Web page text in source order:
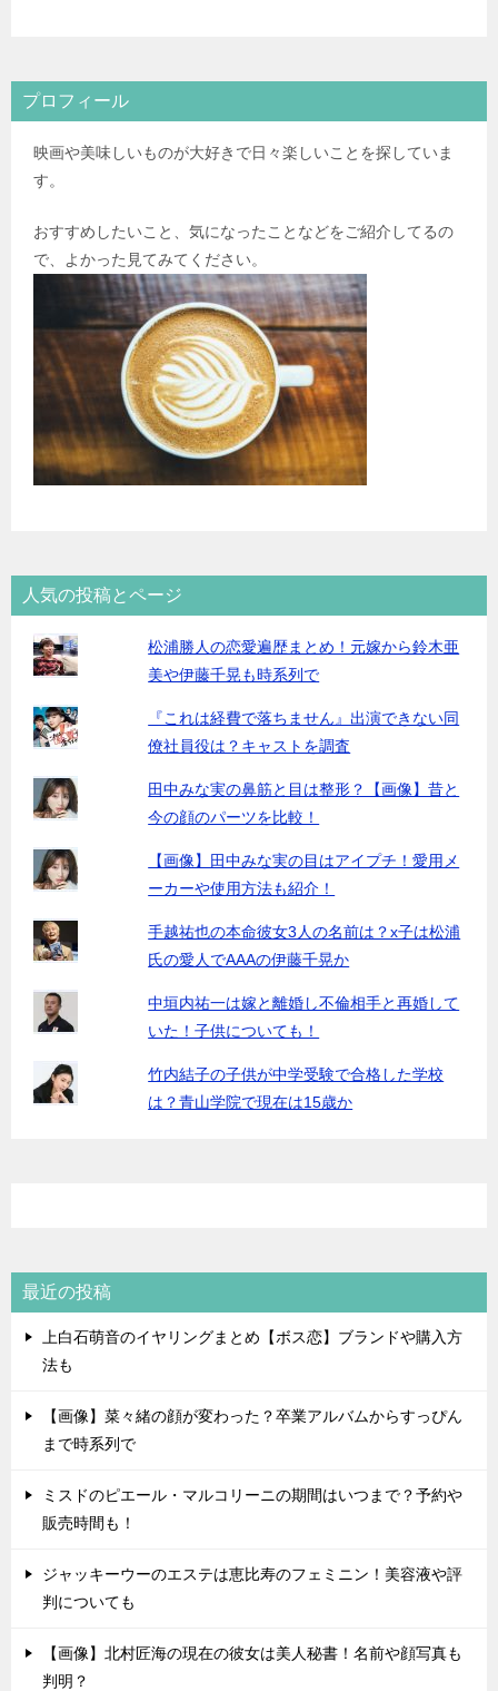
プロフィール
映画や美味しいものが大好きで日々楽しいことを探していま
す。
おすすめしたいこと、気になったことなどをご紹介してるの
で、よかった見てみてください。
人気の投稿とページ
松浦勝人の恋愛遍歴まとめ！元嫁から鈴木亜
美や伊藤千晃も時系列で
『これは経費で落ちません』出演できない同
僚社員役は？キャストを調査
田中みな実の鼻筋と目は整形？【画像】昔と
今の顔のパーツを比較！
【画像】田中みな実の目はアイプチ！愛用メ
ーカーや使用方法も紹介！
手越祐也の本命彼女3人の名前は？x子は松浦
氏の愛人でAAAの伊藤千晃か
中垣内祐一は嫁と離婚し不倫相手と再婚して
いた！子供についても！
竹内結子の子供が中学受験で合格した学校
は？青山学院で現在は15歳か
最近の投稿
上白石萌音のイヤリングまとめ【ボス恋】ブランドや購入方
法も
【画像】菜々緒の顔が変わった？卒業アルバムからすっぴん
まで時系列で
ミスドのピエール・マルコリーニの期間はいつまで？予約や
販売時間も！
ジャッキーウーのエステは恵比寿のフェミニン！美容液や評
判についても
【画像】北村匠海の現在の彼女は美人秘書！名前や顔写真も
判明？